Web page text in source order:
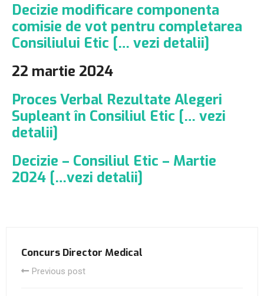
Decizie modificare componenta
comisie de vot pentru completarea
Consiliului Etic [… vezi detalii]
22 martie 2024
Proces Verbal Rezultate Alegeri
Supleant în Consiliul Etic [… vezi
detalii]
Decizie – Consiliul Etic – Martie
2024 […vezi detalii]
Concurs Director Medical
Previous post